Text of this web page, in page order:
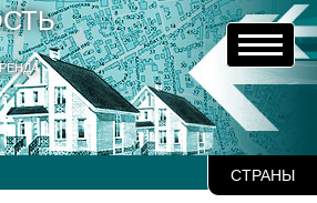
СТРАНЫ